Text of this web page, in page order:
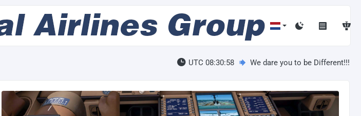
UTC 08:30:59 We dare you to be Different!!!